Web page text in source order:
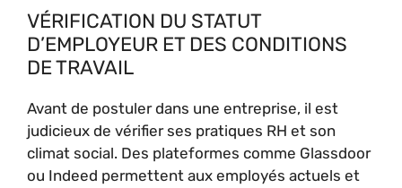
VÉRIFICATION DU STATUT
D’EMPLOYEUR ET DES CONDITIONS
DE TRAVAIL
Avant de postuler dans une entreprise, il est
judicieux de vérifier ses pratiques RH et son
climat social. Des plateformes comme Glassdoor
ou Indeed permettent aux employés actuels et